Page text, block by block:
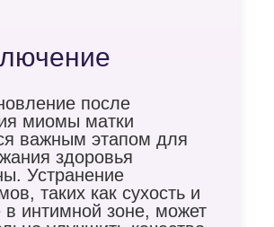
после
миомы матки
важным этапом для
здоровья
Устранение
таких как сухость и
интимной зоне, может